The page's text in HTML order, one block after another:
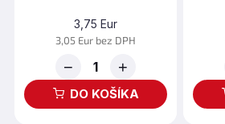
3,75 Eur
3,05 Eur bez DPH
− +
DO KOŠÍKA